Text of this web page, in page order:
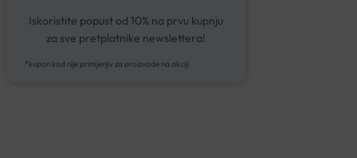
Iskoristite popust od 10% na prvu kupnju
za sve pretplatnike newslettera!
*kupon kod nije primjenjiv za proizvode na akciji